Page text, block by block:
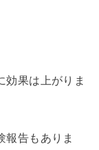
効果は上がりま
報告もありま